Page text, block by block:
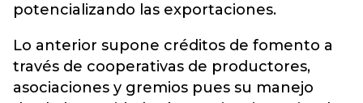
potencializando las exportaciones.
Lo anterior supone créditos de fomento a
través de cooperativas de productores,
asociaciones y gremios pues su manejo